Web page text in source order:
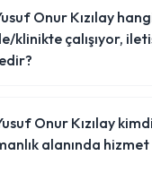
Onur Kızılay
klinikte çalışıyor,
Onur Kızılay
alanında hizmet